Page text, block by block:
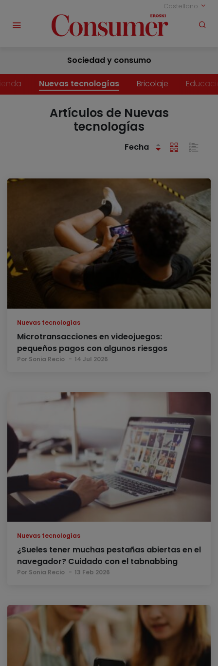
Castellano
Sociedad y consumo
Nuevas tecnologías Bricolaje
Artículos de Nuevas
tecnologías
Fecha
Nuevas tecnologías
Microtransacciones en videojuegos:
pequeños pagos con algunos riesgos
Por Sonia Recio 14 Jul 2026
Nuevas tecnologías
¿Sueles tener muchas pestañas abiertas en el
navegador? Cuidado con el tabnabbing
Por Sonia Recio 13 Feb 2026